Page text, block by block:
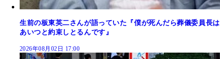
生前の板東英二さんが語っていた『僕が死んだら葬儀委員長は
あいつと約束しとるんです』
2026年08月02日 17:00